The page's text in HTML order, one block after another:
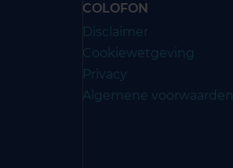
COLOFON
Disclaimer
Cookiewetgeving
Privacy
Algemene voorwaarden